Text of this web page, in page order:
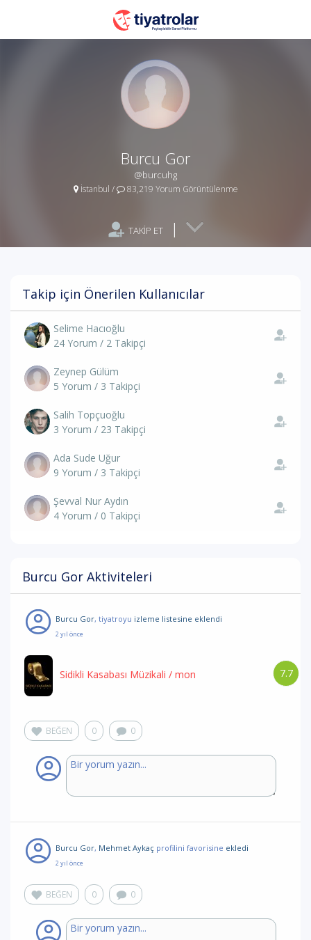
Burcu Gor
@burcuhg
İstanbul / 83,219 Yorum Görüntülenme
TAKİP ET |
Takip için Önerilen Kullanıcılar
Selime Hacıoğlu
24 Yorum / 2 Takipçi
Zeynep Gülüm
5 Yorum / 3 Takipçi
Salih Topçuoğlu
3 Yorum / 23 Takipçi
Ada Sude Uğur
9 Yorum / 3 Takipçi
Şevval Nur Aydın
4 Yorum / 0 Takipçi
Burcu Gor Aktiviteleri
Burcu Gor, tiyatroyu izleme listesine eklendi
2 yıl önce
7.7
Sidikli Kasabası Müzikali / mon
BEĞEN 0 0
Burcu Gor, Mehmet Aykaç profilini favorisine ekledi
2 yıl önce
BEĞEN 0 0